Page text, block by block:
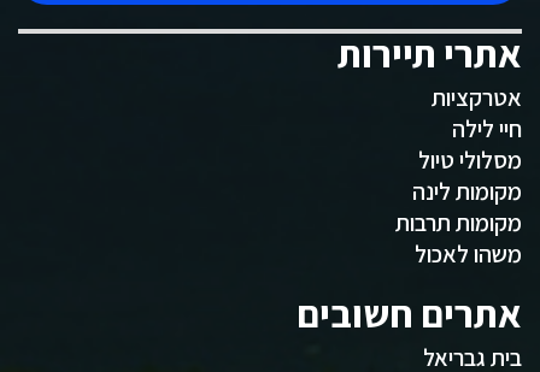
אתרי תיירות
אטרקציות
חיי לילה
מסלולי טיול
מקומות לינה
מקומות תרבות
משהו לאכול
אתרים חשובים
בית גבריאל